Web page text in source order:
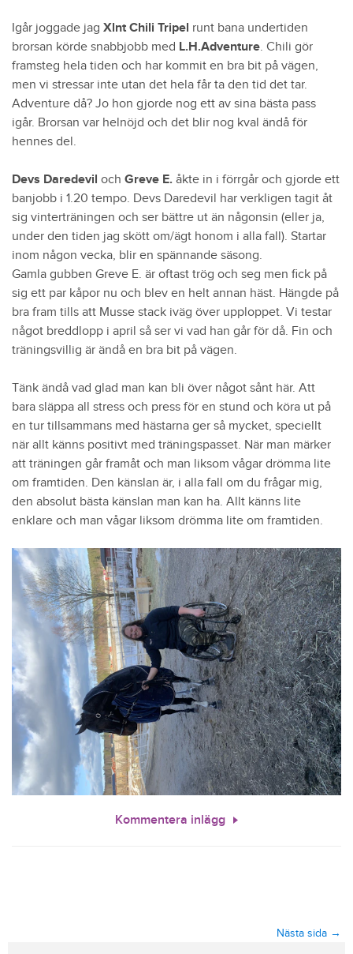
Igår joggade jag Xlnt Chili Tripel runt bana undertiden
brorsan körde snabbjobb med L.H.Adventure. Chili gör
framsteg hela tiden och har kommit en bra bit på vägen,
men vi stressar inte utan det hela får ta den tid det tar.
Adventure då? Jo hon gjorde nog ett av sina bästa pass
igår. Brorsan var helnöjd och det blir nog kval ändå för
hennes del.
Devs Daredevil och Greve E. åkte in i förrgår och gjorde ett
banjobb i 1.20 tempo. Devs Daredevil har verkligen tagit åt
sig vinterträningen och ser bättre ut än någonsin (eller ja,
under den tiden jag skött om/ägt honom i alla fall). Startar
inom någon vecka, blir en spännande säsong.
Gamla gubben Greve E. är oftast trög och seg men fick på
sig ett par kåpor nu och blev en helt annan häst. Hängde på
bra fram tills att Musse stack iväg över upploppet. Vi testar
något breddlopp i april så ser vi vad han går för då. Fin och
träningsvillig är ändå en bra bit på vägen.
Tänk ändå vad glad man kan bli över något sånt här. Att
bara släppa all stress och press för en stund och köra ut på
en tur tillsammans med hästarna ger så mycket, speciellt
när allt känns positivt med träningspasset. När man märker
att träningen går framåt och man liksom vågar drömma lite
om framtiden. Den känslan är, i alla fall om du frågar mig,
den absolut bästa känslan man kan ha. Allt känns lite
enklare och man vågar liksom drömma lite om framtiden.
Kommentera inlägg
Nästa sida →